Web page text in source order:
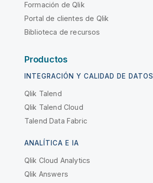
Formación de Qlik
Portal de clientes de Qlik
Biblioteca de recursos
Productos
INTEGRACIÓN Y CALIDAD DE DATOS
Qlik Talend
Qlik Talend Cloud
Talend Data Fabric
ANALÍTICA E IA
Qlik Cloud Analytics
Qlik Answers